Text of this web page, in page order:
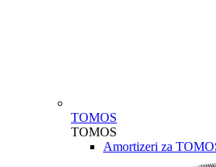
TOMOS
TOMOS
Amortizeri za